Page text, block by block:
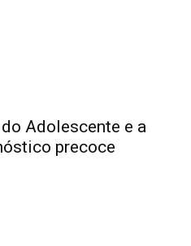
Adolescente e a
precoce